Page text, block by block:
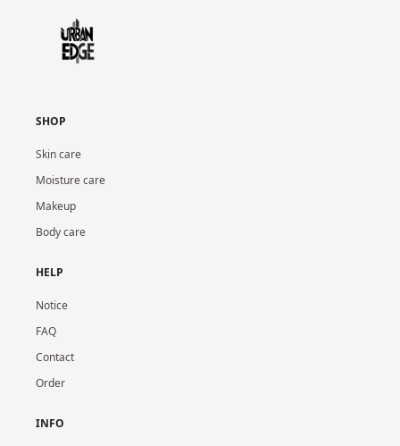
SHOP
Skin care
Moisture care
Makeup
Body care
HELP
Notice
FAQ
Contact
Order
INFO